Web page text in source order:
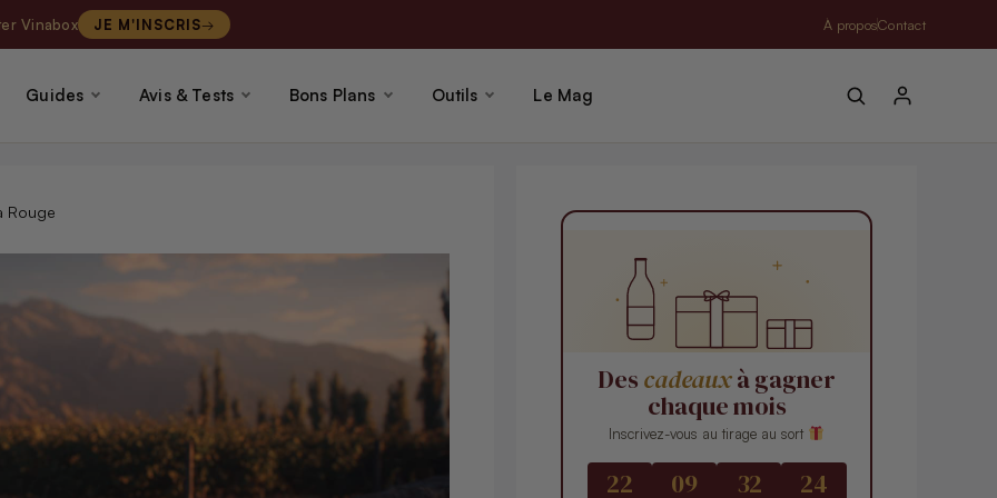
Vinabox JE M'INSCRIS À proposContact
Guides Avis & Tests Bons Plans Outils Le Mag
Rouge
Des cadeauxà gagner
chaque mois
Inscrivez-vous au tirage au sort
22 09 32 22